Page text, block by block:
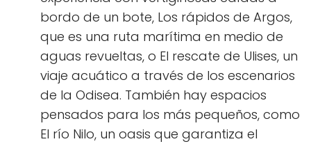
bordo de un bote, Los rápidos de Argos,
que es una ruta marítima en medio de
aguas revueltas, o El rescate de Ulises, un
viaje acuático a través de los escenarios
de la Odisea. También hay espacios
pensados para los más pequeños, como
El río Nilo, un oasis que garantiza el